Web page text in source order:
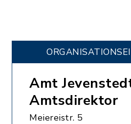
Amt
Amtsdirektor
Meiereistr. 5